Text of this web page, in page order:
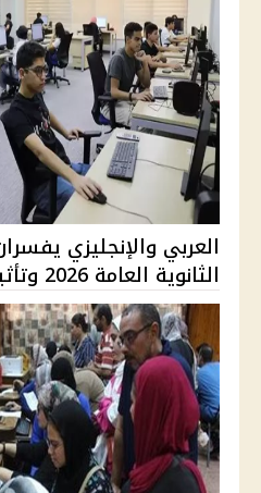
العربي والإنجليزي
الثانوية العامة 2026 وتأثيرهما ع...